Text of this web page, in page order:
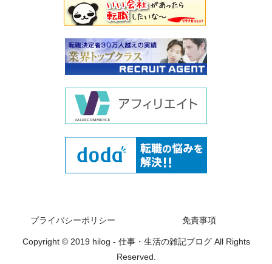
プライバシーポリシー 免責事項
Copyright © 2019 hilog - 仕事・生活の雑記ブログ All Rights
Reserved.